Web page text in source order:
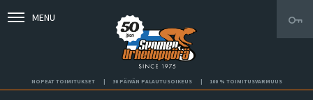
MENU
NOPEAT TOIMITUKSET 30 PÄIVÄN PALAUTUSOIKEUS 100 % TOIMITUSVARMUUS